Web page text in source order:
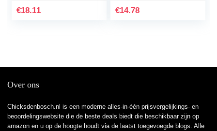
€18.11 €14.78
Over ons
Chicksdenbosch.nl is een moderne alles-in-één prijsvergelijkings- en
beoordelingswebsite die de beste deals biedt die beschikbaar zijn op
amazon en u op de hoogte houdt via de laatst toegevoegde blogs. Alle